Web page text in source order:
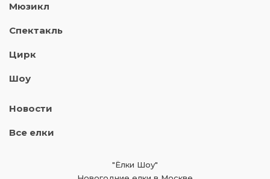
Мюзикл
Спектакль
Цирк
Шоу
Новости
Все елки
"Ёлки Шоу"